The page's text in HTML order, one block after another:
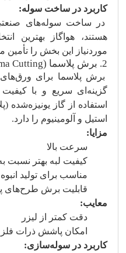
کاربرد در ساخت سوله:
در ساخت سوله‌های
هستند، هواگاز بهترین
موردنیاز این بخش را تأمین
2. برش پلاسما (Plasma Cutting)
برش پلاسما برای
گزینه‌ای سریع و با
استفاده از گاز یونیزه‌شده
استیل و آلومینیوم را دارد.
مزایا:
سرعت بالا
کیفیت لبه بهتر نسبت
مناسب برای تولید انبوه
قابلیت برش طرح‌های
معایب:
دقت کمتر از لیزر
امکان پاشش ذرات فلز
کاربرد در سوله‌سازی: